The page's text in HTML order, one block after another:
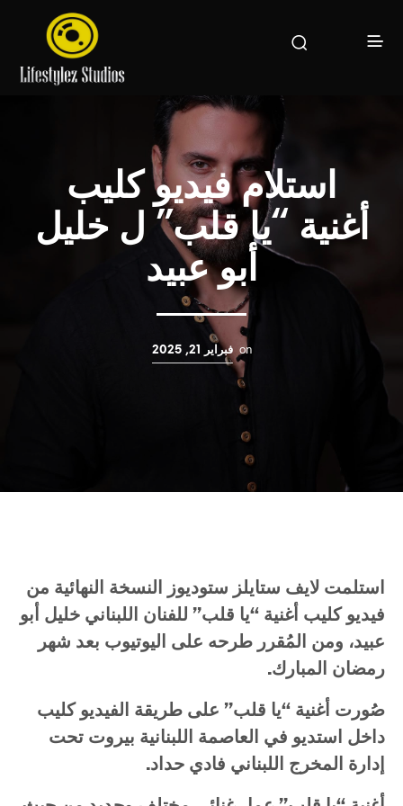
استلام فيديو كليب
أغنية “يا قلب” ل خليل
أبو عبيد
on فبراير 21, 2025
استلمت لايف ستايلز ستوديوز النسخة النهائية من
فيديو كليب أغنية “يا قلب” للفنان اللبناني خليل أبو
عبيد، ومن المُقرر طرحه على اليوتيوب بعد شهر
رمضان المبارك.
صُورت أغنية “يا قلب” على طريقة الفيديو كليب
داخل استديو في العاصمة اللبنانية بيروت تحت
إدارة المخرج اللبناني فادي حداد.